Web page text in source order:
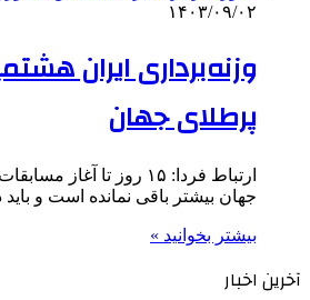
۱۴۰۳/۰۹/۰۲
وزنه‌برداری ایران
پرطلای جهان
ارتباط فردا: ۱۵ روز تا
جهان بیشتر باقی نمانده است و
بیشتر بخوانید »
آخرین اخبار